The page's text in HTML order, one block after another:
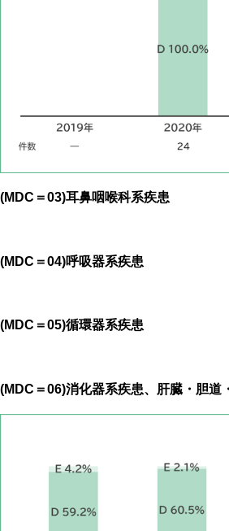
(MDC＝03)耳鼻咽喉科系疾患
(MDC＝04)呼吸器系疾患
(MDC＝05)循環器系疾患
(MDC＝06)消化器系疾患、肝臓・胆道